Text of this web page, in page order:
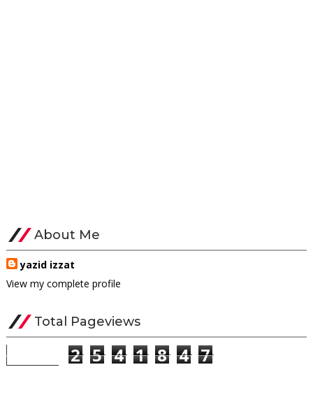
About Me
yazid izzat
View my complete profile
Total Pageviews
2 5 4 1 8 4 7